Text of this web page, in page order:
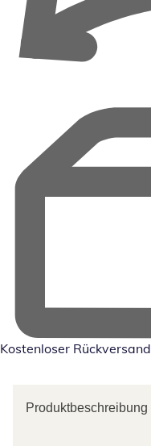
Kostenloser Rückversand
Produktbeschreibung